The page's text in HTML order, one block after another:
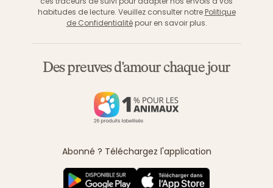
habitudes de lecture. Veuillez consulter notre Politique
de Confidentialitépour en savoir plus.
Des preuves d'amour chaque jour
Abonné ? Téléchargez l'application